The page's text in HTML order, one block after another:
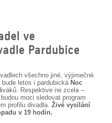
ve
Pardubice
všechno jiné, výjimečné
letos i pardubická Noc
Respektive ne zcela –
moci sledovat program
profilu divadla.Živé vysílání
v 19 hodin.